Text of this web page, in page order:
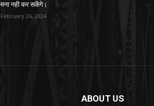
मना नही कर सकेंगे।
February 26, 2024
ABOUT US